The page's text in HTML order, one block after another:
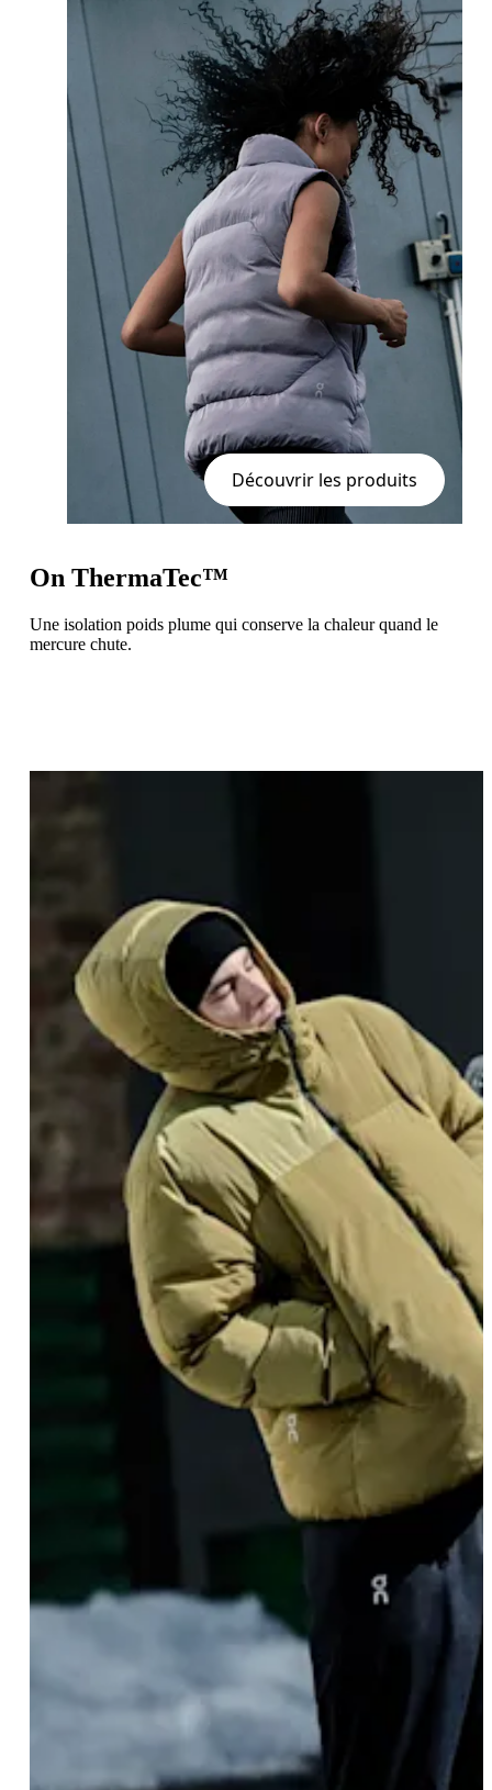
Découvrir les produits
On ThermaTec™
Une isolation poids plume qui conserve la chaleur quand le
mercure chute.